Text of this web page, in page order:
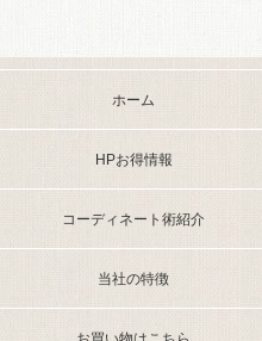
ホーム
HPお得情報
コーディネート術紹介
当社の特徴